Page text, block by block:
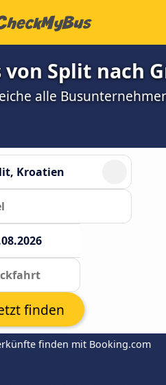
von Split nach
alle
finden mit Booking.com
finden